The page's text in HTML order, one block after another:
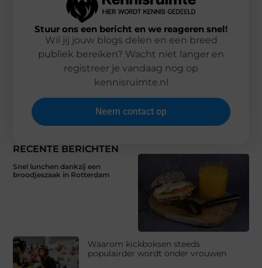
RECENTE BERICHTEN
Snel lunchen dankzij een
broodjeszaak in Rotterdam
Waarom kickboksen steeds
populairder wordt onder vrouwen
Stuur ons een bericht en we reageren snel!
Wil jij jouw blogs delen en een breed
publiek bereiken? Wacht niet langer en
registreer je vandaag nog op
kennisruimte.nl
Neem contact op